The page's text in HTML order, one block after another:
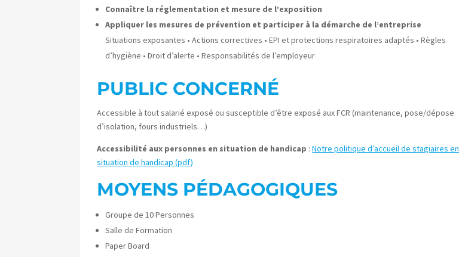
Connaître la réglementation et mesure de l’exposition
Appliquer les mesures de prévention et participer à la démarche de l’entreprise
Situations exposantes • Actions correctives • EPI et protections respiratoires adaptés • Règles
d’hygiène • Droit d’alerte • Responsabilités de l’employeur
PUBLIC CONCERNÉ
Accessible à tout salarié exposé ou susceptible d’être exposé aux FCR (maintenance, pose/dépose
d’isolation, fours industriels…)
Accessibilité aux personnes en situation de handicap :Notre politique d’accueil de stagiaires en
situation de handicap (pdf)
MOYENS PÉDAGOGIQUES
Groupe de 10 Personnes
Salle de Formation
Paper Board